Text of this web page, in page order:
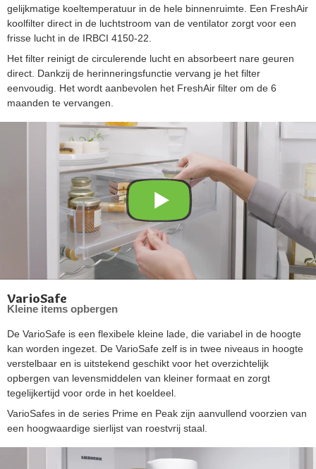
gelijkmatige koeltemperatuur in de hele binnenruimte. Een FreshAir
koolfilter direct in de luchtstroom van de ventilator zorgt voor een
frisse lucht in de IRBCI 4150-22.
Het filter reinigt de circulerende lucht en absorbeert nare geuren
direct. Dankzij de herinneringsfunctie vervang je het filter
eenvoudig. Het wordt aanbevolen het FreshAir filter om de 6
maanden te vervangen.
VarioSafe
Kleine items opbergen
De VarioSafe is een flexibele kleine lade, die variabel in de hoogte
kan worden ingezet. De VarioSafe zelf is in twee niveaus in hoogte
verstelbaar en is uitstekend geschikt voor het overzichtelijk
opbergen van levensmiddelen van kleiner formaat en zorgt
tegelijkertijd voor orde in het koeldeel.
VarioSafes in de series Prime en Peak zijn aanvullend voorzien van
een hoogwaardige sierlijst van roestvrij staal.